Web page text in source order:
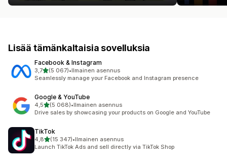
Lisää tämänkaltaisia sovelluksia
Facebook & Instagram
3,7/ 5 tähteä
(5 067)
5067 arvostelua yhteensä
•Ilmainen asennus
Seamlessly manage your Facebook and Instagram presence
Google & YouTube
4,5/ 5 tähteä
(5 068)
5068 arvostelua yhteensä
•Ilmainen asennus
Drive sales by showcasing your products on Google and YouTube
TikTok
4,8/ 5 tähteä
(15 347)
15347 arvostelua yhteensä
•Ilmainen asennus
Launch TikTok Ads and sell directly via TikTok Shop